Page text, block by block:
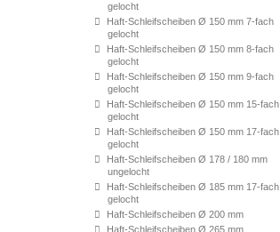
gelocht
Haft-Schleifscheiben Ø 150 mm 7-fach
gelocht
Haft-Schleifscheiben Ø 150 mm 8-fach
gelocht
Haft-Schleifscheiben Ø 150 mm 9-fach
gelocht
Haft-Schleifscheiben Ø 150 mm 15-fach
gelocht
Haft-Schleifscheiben Ø 150 mm 17-fach
gelocht
Haft-Schleifscheiben Ø 178 / 180 mm
ungelocht
Haft-Schleifscheiben Ø 185 mm 17-fach
gelocht
Haft-Schleifscheiben Ø 200 mm
Haft-Schleifscheiben Ø 265 mm